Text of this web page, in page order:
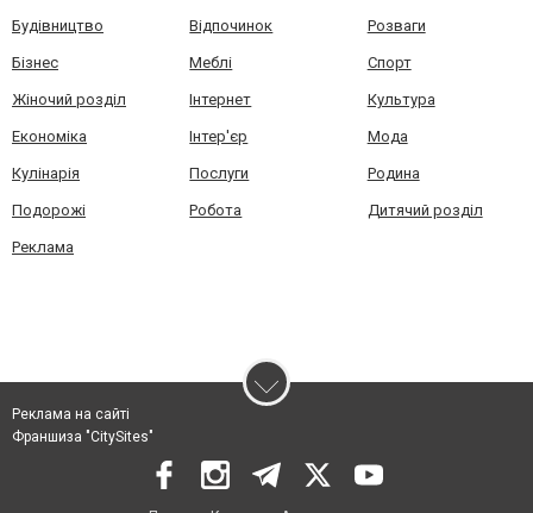
Будівництво Відпочинок Розваги
Бізнес Меблі Спорт
Жіночий розділ Інтернет Культура
Економіка Інтер'єр Мода
Кулінарія Послуги Родина
Подорожі Робота Дитячий розділ
Реклама
Реклама на сайті
Франшиза "CitySites"